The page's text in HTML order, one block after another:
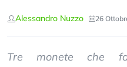
Alessandro Nuzzo 26
Tre monete che